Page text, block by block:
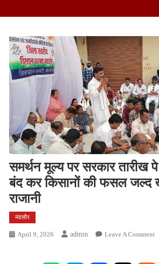
समर्थन मूल्य पर सरकार तारीख
बंद कर किसानों की फसल जल्द
राजानी
मंदसौर
April 9, 2026 Admin Leave A CommentOn